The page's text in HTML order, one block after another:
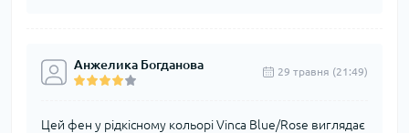
Анжелика Богданова 29 травня (21:49)
Цей фен у рідкісному кольорі Vinca Blue/Rose виглядає